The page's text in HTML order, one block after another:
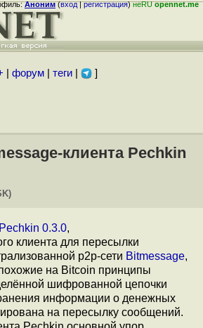
Аноним(вход|регистрация)неRUopennet.me
форум| теги| ]
клиента Pechkin
Pechkin 0.3.0,
клиента для пересылки
p2p-сети Bitmessage,
на Bitcoin принципы
шифрованной цепочки
информации о денежных
на пересылку сообщений.